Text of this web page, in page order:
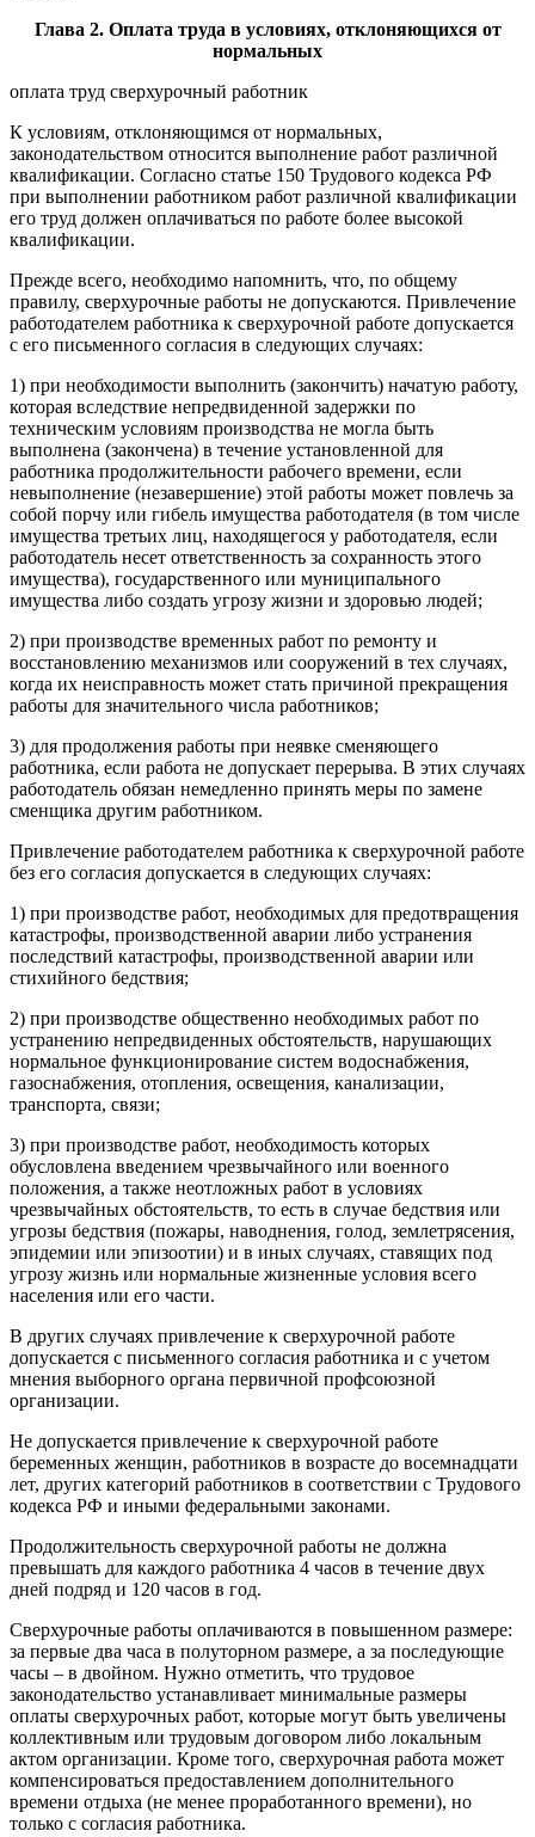
Глава 2. Оплата труда в условиях, отклоняющихся от
нормальных
оплата труд сверхурочный работник
К условиям, отклоняющимся от нормальных,
законодательством относится выполнение работ различной
квалификации. Согласно статье 150 Трудового кодекса РФ
при выполнении работником работ различной квалификации
его труд должен оплачиваться по работе более высокой
квалификации.
Прежде всего, необходимо напомнить, что, по общему
правилу, сверхурочные работы не допускаются. Привлечение
работодателем работника к сверхурочной работе допускается
с его письменного согласия в следующих случаях:
1) при необходимости выполнить (закончить) начатую работу,
которая вследствие непредвиденной задержки по
техническим условиям производства не могла быть
выполнена (закончена) в течение установленной для
работника продолжительности рабочего времени, если
невыполнение (незавершение) этой работы может повлечь за
собой порчу или гибель имущества работодателя (в том числе
имущества третьих лиц, находящегося у работодателя, если
работодатель несет ответственность за сохранность этого
имущества), государственного или муниципального
имущества либо создать угрозу жизни и здоровью людей;
2) при производстве временных работ по ремонту и
восстановлению механизмов или сооружений в тех случаях,
когда их неисправность может стать причиной прекращения
работы для значительного числа работников;
3) для продолжения работы при неявке сменяющего
работника, если работа не допускает перерыва. В этих случаях
работодатель обязан немедленно принять меры по замене
сменщика другим работником.
Привлечение работодателем работника к сверхурочной работе
без его согласия допускается в следующих случаях:
1) при производстве работ, необходимых для предотвращения
катастрофы, производственной аварии либо устранения
последствий катастрофы, производственной аварии или
стихийного бедствия;
2) при производстве общественно необходимых работ по
устранению непредвиденных обстоятельств, нарушающих
нормальное функционирование систем водоснабжения,
газоснабжения, отопления, освещения, канализации,
транспорта, связи;
3) при производстве работ, необходимость которых
обусловлена введением чрезвычайного или военного
положения, а также неотложных работ в условиях
чрезвычайных обстоятельств, то есть в случае бедствия или
угрозы бедствия (пожары, наводнения, голод, землетрясения,
эпидемии или эпизоотии) и в иных случаях, ставящих под
угрозу жизнь или нормальные жизненные условия всего
населения или его части.
В других случаях привлечение к сверхурочной работе
допускается с письменного согласия работника и с учетом
мнения выборного органа первичной профсоюзной
организации.
Не допускается привлечение к сверхурочной работе
беременных женщин, работников в возрасте до восемнадцати
лет, других категорий работников в соответствии с Трудового
кодекса РФ и иными федеральными законами.
Продолжительность сверхурочной работы не должна
превышать для каждого работника 4 часов в течение двух
дней подряд и 120 часов в год.
Сверхурочные работы оплачиваются в повышенном размере:
за первые два часа в полуторном размере, а за последующие
часы – в двойном. Нужно отметить, что трудовое
законодательство устанавливает минимальные размеры
оплаты сверхурочных работ, которые могут быть увеличены
коллективным или трудовым договором либо локальным
актом организации. Кроме того, сверхурочная работа может
компенсироваться предоставлением дополнительного
времени отдыха (не менее проработанного времени), но
только с согласия работника.